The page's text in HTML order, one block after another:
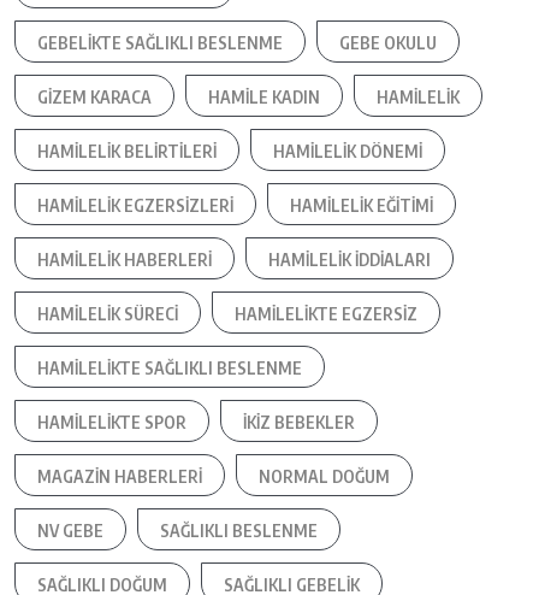
GEBELIKTE SAĞLIKLI BESLENME GEBE OKULU
GIZEM KARACA HAMILE KADIN HAMILELIK
HAMILELIK BELIRTILERI HAMILELIK DÖNEMI
HAMILELIK EGZERSIZLERI HAMILELIK EĞITIMI
HAMILELIK HABERLERI HAMILELIK IDDIALARI
HAMILELIK SÜRECI HAMILELIKTE EGZERSIZ
HAMILELIKTE SAĞLIKLI BESLENME
HAMILELIKTE SPOR IKIZ BEBEKLER
MAGAZIN HABERLERI NORMAL DOĞUM
NV GEBE SAĞLIKLI BESLENME
SAĞLIKLI DOĞUM SAĞLIKLI GEBELIK